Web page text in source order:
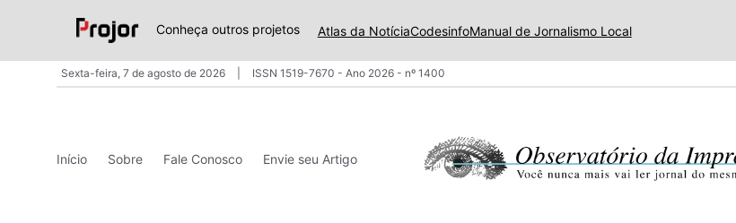
Conheça outros projetos Atlas da NotíciaCodesinfoManual de Jornalismo Local
Sexta-feira, 7 de agosto de 2026 ISSN 1519-7670 - Ano 2026 - nº 1400
Início Sobre Fale Conosco Envie seu Artigo